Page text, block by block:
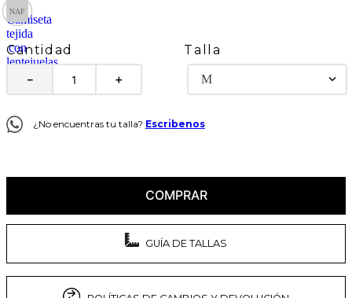
Cantidad
＋
－
Talla
M
¿No encuentras tu talla? Escribenos
COMPRAR
GUÍA DE TALLAS